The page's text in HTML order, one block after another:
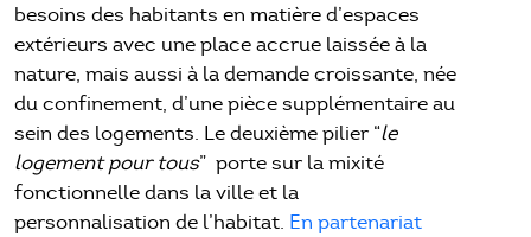
besoins des habitants en matière d’espaces
extérieurs avec une place accrue laissée à la
nature, mais aussi à la demande croissante, née
du confinement, d’une pièce supplémentaire au
sein des logements. Le deuxième pilier “le
logement pour tous” porte sur la mixité
fonctionnelle dans la ville et la
personnalisation de l’habitat. En partenariat